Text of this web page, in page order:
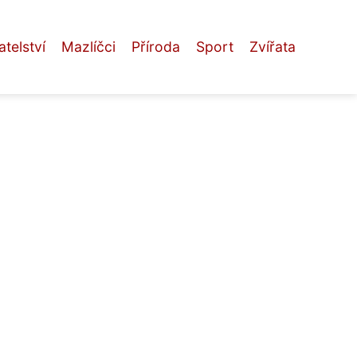
Mazlíčci Příroda Sport Zvířata